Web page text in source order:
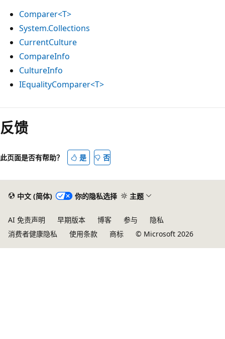
Comparer<T>
System.Collections
CurrentCulture
CompareInfo
CultureInfo
IEqualityComparer<T>
阅
读
模
已
反馈
此页面是否有帮助？ 是 否
中文 (简体) 你的隐私选择 主题
AI 免责声明 早期版本 博客 参与
隐私
消费者健康隐私
使用条款 商标 © Microsoft 2026